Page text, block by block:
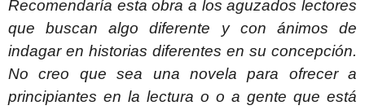
Recomendaría esta obra a los aguzados lectores
que buscan algo diferente y con ánimos de
indagar en historias diferentes en su concepción.
No creo que sea una novela para ofrecer a
principiantes en la lectura o o a gente que está